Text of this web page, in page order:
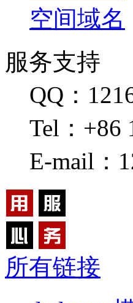
空间域名
服务支持
QQ：
Tel：+86
E-mail：
所有链接